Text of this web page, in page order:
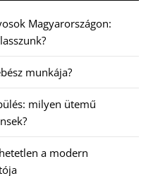
Magyarországon:
munkája?
milyen ütemű
a modern